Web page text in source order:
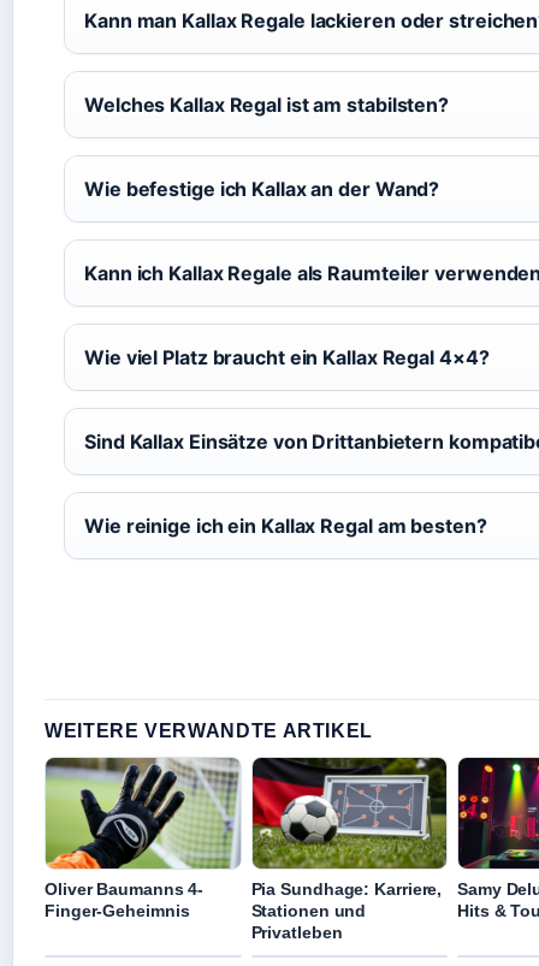
Kann man Kallax Regale lackieren oder
Welches Kallax Regal ist am stabilsten?
Wie befestige ich Kallax an der Wand?
Kann ich Kallax Regale als Raumteiler
Wie viel Platz braucht ein Kallax Regal 4×4?
Sind Kallax Einsätze von Drittanbietern
Wie reinige ich ein Kallax Regal am besten?
WEITERE VERWANDTE ARTIKEL
Oliver Baumanns 4-
Finger-Geheimnis
Pia Sundhage: Karriere,
Stationen und
Privatleben
Samy
Hits &